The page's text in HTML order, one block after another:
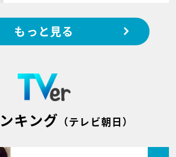
もっと見る
キング （テレビ朝日）